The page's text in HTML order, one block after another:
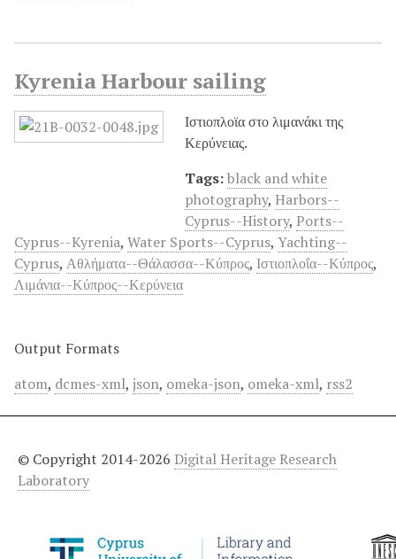
Kyrenia Harbour sailing
Ιστιοπλοϊα στο λιμανάκι της
Κερύνειας.
Tags:black and white
photography, Harbors--
Cyprus--History, Ports--
Cyprus--Kyrenia, Water Sports--Cyprus, Yachting--
Cyprus, Αθλήματα--Θάλασσα--Κύπρος, Ιστιοπλοΐα--Κύπρος,
Λιμάνια--Κύπρος--Κερύνεια
Output Formats
atom, dcmes-xml, json, omeka-json, omeka-xml, rss2
© Copyright 2014-2026 Digital Heritage Research
Laboratory